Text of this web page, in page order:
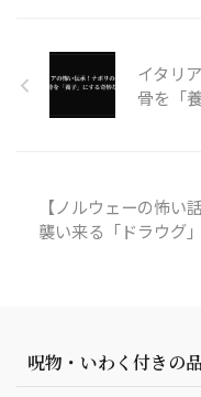
イタリ
骨を「
【ノルウェーの怖い
襲い来る「ドラウグ
呪物・いわく付きの